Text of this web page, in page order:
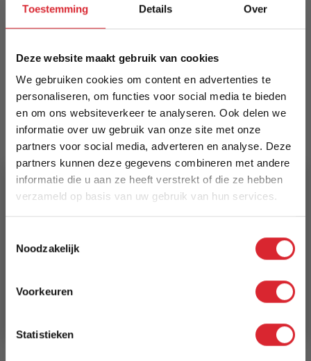
Toestemming Details Over
Deze website maakt gebruik van cookies
We gebruiken cookies om content en advertenties te
personaliseren, om functies voor social media te bieden
en om ons websiteverkeer te analyseren. Ook delen we
informatie over uw gebruik van onze site met onze
partners voor social media, adverteren en analyse. Deze
partners kunnen deze gegevens combineren met andere
informatie die u aan ze heeft verstrekt of die ze hebben
verzameld op basis van uw gebruik van hun services.
Noodzakelijk
Voorkeuren
Statistieken
weerbestendig, verkrijgbaar in diverse formaten
en kleuren; een stijlvolle blikvanger voor binnen
Meer informatie
Merk
Dimehouse
EAN
8720239849387
€ 624,94
Levertijd